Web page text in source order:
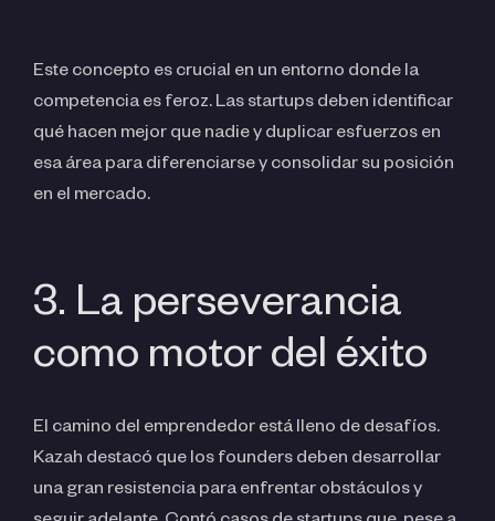
Este concepto es crucial en un entorno donde la
competencia es feroz. Las startups deben identificar
qué hacen mejor que nadie y duplicar esfuerzos en
esa área para diferenciarse y consolidar su posición
en el mercado.
3. La perseverancia
como motor del éxito
El camino del emprendedor está lleno de desafíos.
Kazah destacó que los founders deben desarrollar
una gran resistencia para enfrentar obstáculos y